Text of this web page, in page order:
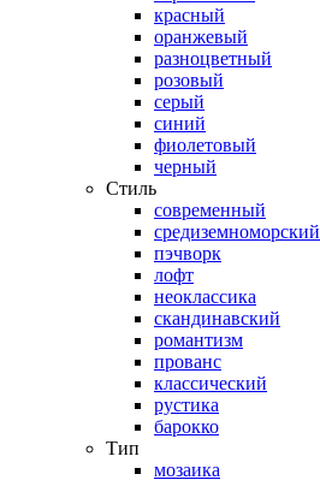
красный
оранжевый
разноцветный
розовый
серый
синий
фиолетовый
черный
Стиль
современный
средиземноморский
пэчворк
лофт
неоклассика
скандинавский
романтизм
прованс
классический
рустика
барокко
Тип
мозаика